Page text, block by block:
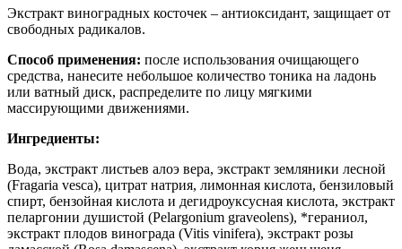
Экстракт виноградных косточек – антиоксидант, защищает от
свободных радикалов.
Способ применения: после использования очищающего
средства, нанесите небольшое количество тоника на ладонь
или ватный диск, распределите по лицу мягкими
массирующими движениями.
Ингредиенты:
Вода, экстракт листьев алоэ вера, экстракт земляники лесной
(Fragaria vesca), цитрат натрия, лимонная кислота, бензиловый
спирт, бензойная кислота и дегидроуксусная кислота, экстракт
пеларгонии душистой (Pelargonium graveolens), *гераниол,
экстракт плодов винограда (Vitis vinifera), экстракт розы